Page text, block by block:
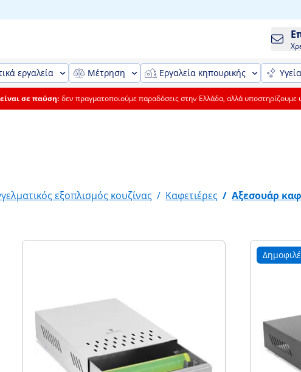
εργαλεία Μέτρηση Εργαλεία κηπουρικής
σε παύση: δεν πραγματοποιούμε παραδόσεις στην Ελλάδα, αλλά υποστηρίζουμε
εξοπλισμός κουζίνας / Καφετιέρες / Αξεσουάρ